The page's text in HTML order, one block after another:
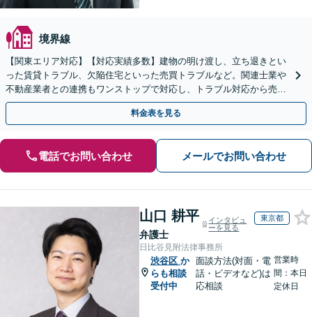
境界線
【関東エリア対応】【対応実績多数】建物の明け渡し、立ち退きとい
った賃貸トラブル、欠陥住宅といった売買トラブルなど。関連士業や
不動産業者との連携もワンストップで対応し、トラブル対応から売却
まで徹底サポート【初回相談無料】
料金表を見る
電話でお問い合わせ メールでお問い合わせ
山口 耕平
弁護士
インタビュ
ーを見る
東京都
日比谷見附法律事務所
渋谷区 か
らも相談
受付中
面談方法(対面・電
話・ビデオなど)は
応相談
営業時
間：本日
定休日